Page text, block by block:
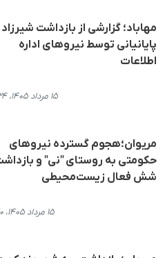
مهاباد؛ گزارشی از بازداشت شیرزاد
پایانیانی توسط نیروهای اداره
اطلاعات
۱۵ مرداد ۱۴۰۵، ۲۰:۳۴
مریوان؛هجوم گسترده نیروهای
حکومتی به روستای "نی" و
شش فعال زیست‌محیطی
۱۵ مرداد ۱۴۰۵، ۱۳:۲۰